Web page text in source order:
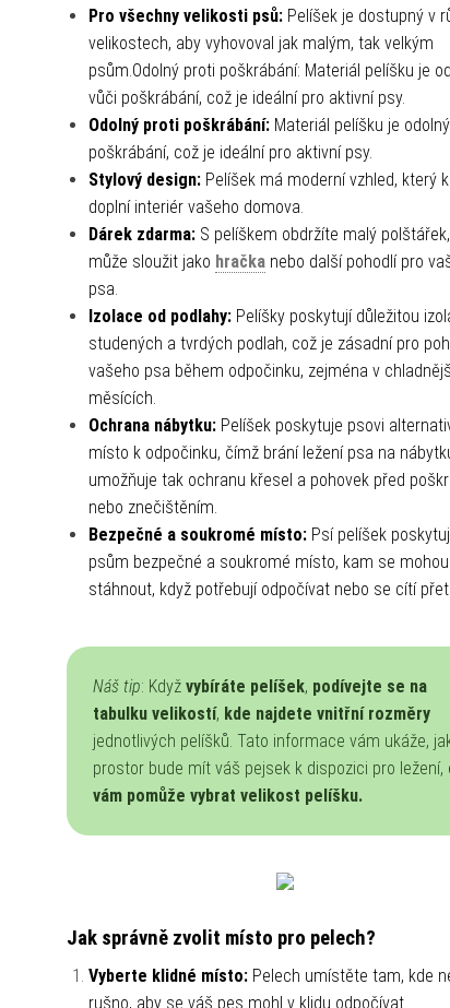
Pro všechny velikosti psů:Pelíšek je dostupný v
velikostech, aby vyhovoval jak malým, tak velkým
psům.Odolný proti poškrábání: Materiál pelíšku je
vůči poškrábání, což je ideální pro aktivní psy.
Odolný proti poškrábání:Materiál pelíšku je
poškrábání, což je ideální pro aktivní psy.
Stylový design:Pelíšek má moderní vzhled, který
doplní interiér vašeho domova.
Dárek zdarma:S pelíškem obdržíte malý
může sloužit jako hračkanebo další pohodlí pro
psa.
Izolace od podlahy: Pelíšky poskytují důležitou
studených a tvrdých podlah, což je zásadní pro
vašeho psa během odpočinku, zejména v
měsících.
Ochrana nábytku: Pelíšek poskytuje psovi
místo k odpočinku, čímž brání ležení psa na
umožňuje tak ochranu křesel a pohovek před
nebo znečištěním.
Bezpečné a soukromé místo:Psí pelíšek
psům bezpečné a soukromé místo, kam se mohou
stáhnout, když potřebují odpočívat nebo se cítí
Náš tip: Když vybíráte pelíšek, podívejte se na
tabulku velikostí, kde najdete vnitřní rozměry
jednotlivých pelíšků. Tato informace vám ukáže,
prostor bude mít váš pejsek k dispozici pro ležení,
vám pomůže vybrat velikost pelíšku.
Jak správně zvolit místo pro pelech?
Vyberte klidné místo:Pelech umístěte tam, kde
rušno, aby se váš pes mohl v klidu odpočívat.